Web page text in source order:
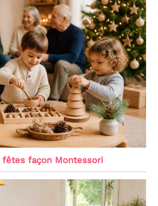
fêtes façon Montessori